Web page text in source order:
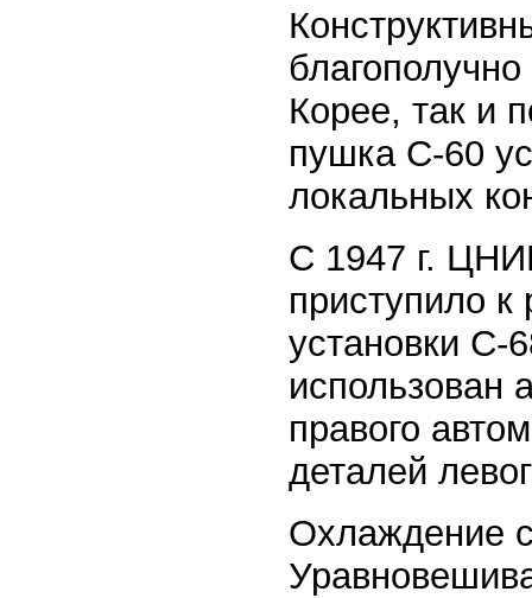
Корее, так и
пушка С-60
локальных
С 1947 г.
приступило к
установки С-
использован
правого
деталей
Охлаждение